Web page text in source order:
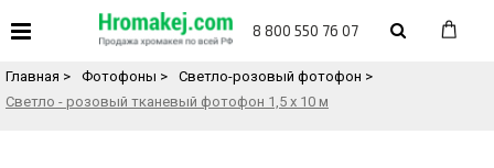
8 800 550 76 07
Назад в каталог товаров
Главная > Фотофоны > Светло-розовый фотофон >
Светло - розовый тканевый фотофон 1,5 х 10 м